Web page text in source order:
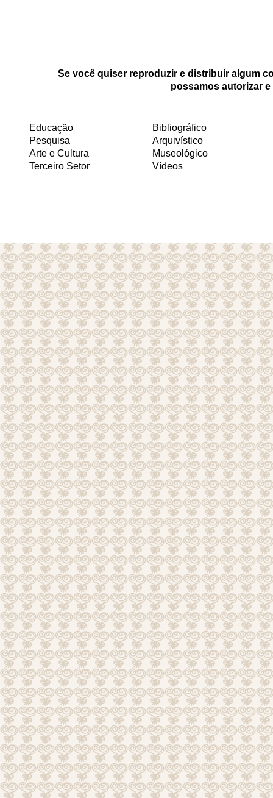
Se você quiser reproduzir e distribuir algum
possamos autorizar
Educação
Pesquisa
Arte e Cultura
Terceiro Setor
Bibliográfico
Arquivístico
Museológico
Vídeos